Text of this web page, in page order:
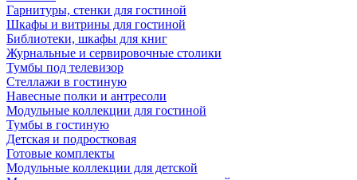
Гарнитуры, стенки для гостиной
Шкафы и витрины для гостиной
Библиотеки, шкафы для книг
Журнальные и сервировочные столики
Тумбы под телевизор
Стеллажи в гостиную
Навесные полки и антресоли
Модульные коллекции для гостиной
Тумбы в гостиную
Детская и подростковая
Готовые комплекты
Модульные коллекции для детской